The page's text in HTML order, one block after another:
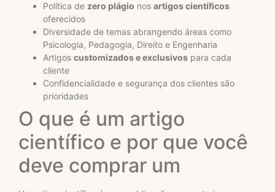
Política de zero plágio nos artigos científicos
oferecidos
Diversidade de temas abrangendo áreas como
Psicologia, Pedagogia, Direito e Engenharia
Artigos customizados e exclusivos para cada
cliente
Confidencialidade e segurança dos clientes são
prioridades
O que é um artigo
científico e por que você
deve comprar um